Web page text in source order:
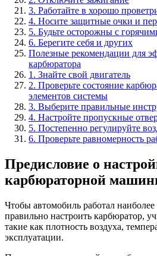
3. Работайте в хорошо
4. Носите защитные очки и
5. Будьте осторожны с
6. Берегите себя и других
Полезные рекомендации для
карбюратора
1. Знайте свой двигатель
2. Проверьте состояние
элементов системы
3. Выберите правильные
4. Настройте пропускные
5. Постепенно регулируйте
6. Проверьте равномерность
Предисловие о
карбюраторной
Чтобы автомобиль работал
правильно настроить карбюратор,
такие как плотность воздуха,
эксплуатации.